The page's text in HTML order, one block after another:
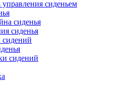
сиденьем
сиденья
сиденья
сидений
сидений